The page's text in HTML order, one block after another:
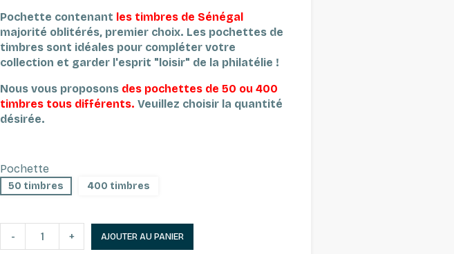
Pochette contenant les timbres de Sénégal
majorité oblitérés, premier choix. Les pochettes de
timbres sont idéales pour compléter votre
collection et garder l'esprit "loisir" de la philatélie !
Nous vous proposons des pochettes de 50 ou 400
timbres tous différents. Veuillez choisir la quantité
désirée.
Pochette
50 timbres 400 timbres
- + AJOUTER AU PANIER